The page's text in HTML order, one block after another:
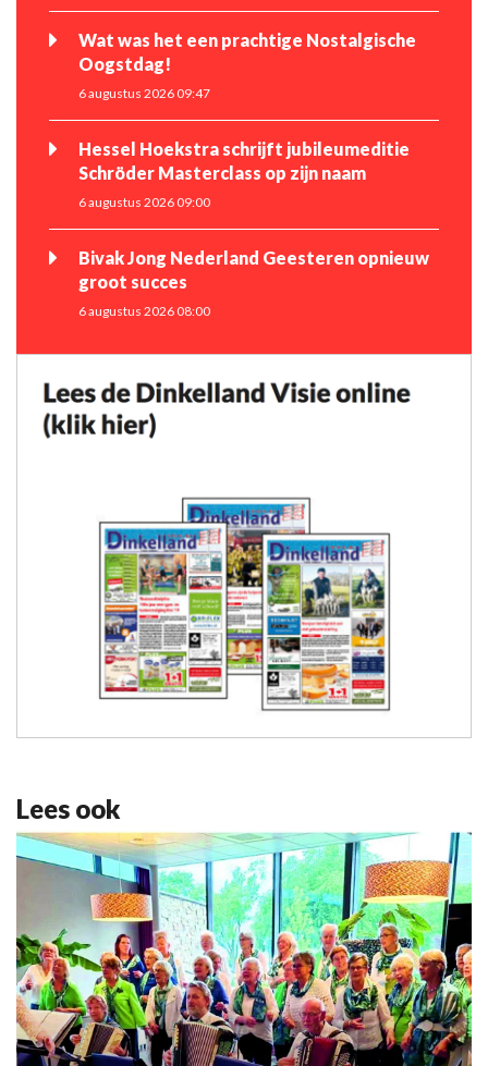
Wat was het een prachtige Nostalgische
Oogstdag!
6 augustus 2026 09:47
Hessel Hoekstra schrijft jubileumeditie
Schröder Masterclass op zijn naam
6 augustus 2026 09:00
Bivak Jong Nederland Geesteren opnieuw
groot succes
6 augustus 2026 08:00
Lees ook